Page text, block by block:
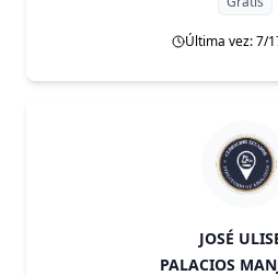
Última vez: 7/
JOSÉ
PALACIOS